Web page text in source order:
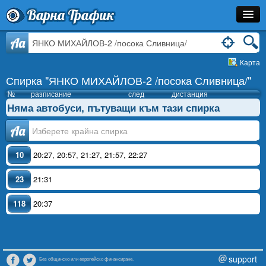
Варна Трафик
Спирка
Разписание
Как Да Стигна?
Инфо
Aa
Карта
Спирка "ЯНКО МИХАЙЛОВ-2 /посока Сливница/"
№ разписание след дистанция
Няма автобуси, пътуващи към тази спирка
Аа
10 20:27, 20:57, 21:27, 21:57, 22:27
23 21:31
118 20:37
Без общинско или европейско финансиране. support